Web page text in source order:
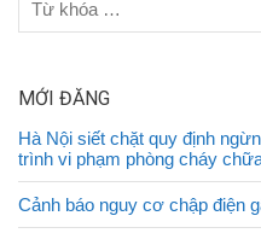
MỚI ĐĂNG
Hà Nội siết chặt quy định
trình vi phạm phòng cháy
Cảnh báo nguy cơ chập điện